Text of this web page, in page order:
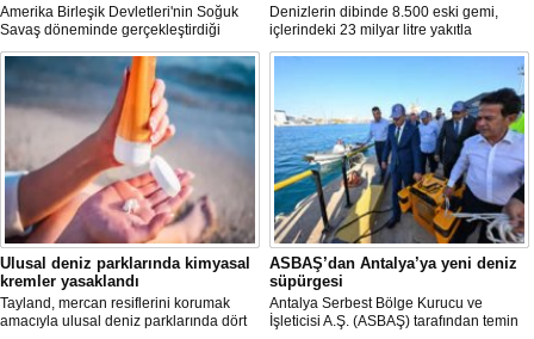
Amerika Birleşik Devletleri'nin Soğuk
Savaş döneminde gerçekleştirdiği
nükleer testlerin ardından kalan
radyoaktif atıkların üzerini kapatan Runit
Kubbesi, çevresel riskler ve deniz
seviyesindeki yükselmeler nedeniyle
tartışma konusu olmaya devam ediyor.
Denizlerin dibinde 8.500 eski gemi,
içlerindeki 23 milyar litre yakıtla
paslanıyor. Bilim insanları, bu
deniz ekosistemleri için büyük bir tehdit
oluşturduğunu belirtiyor.
Ulusal deniz parklarında kimyasal
kremler yasaklandı
Tayland, mercan resiflerini korumak
amacıyla ulusal deniz parklarında dört
ASBAŞ’dan Antalya’ya yeni deniz
süpürgesi
Antalya Serbest Bölge Kurucu ve
İşleticisi A.Ş. (ASBAŞ) tarafından temin